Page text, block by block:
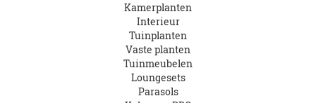
Kamerplanten
Interieur
Tuinplanten
Vaste planten
Tuinmeubelen
Loungesets
Parasols